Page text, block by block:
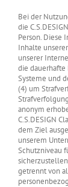
Bei der
die
Person. Diese
Inhalte
unserer
die
Systeme und
(4) um
anonym
C.S.DESIGN
dem Ziel
unserem
Schutzniveau
getrennt von